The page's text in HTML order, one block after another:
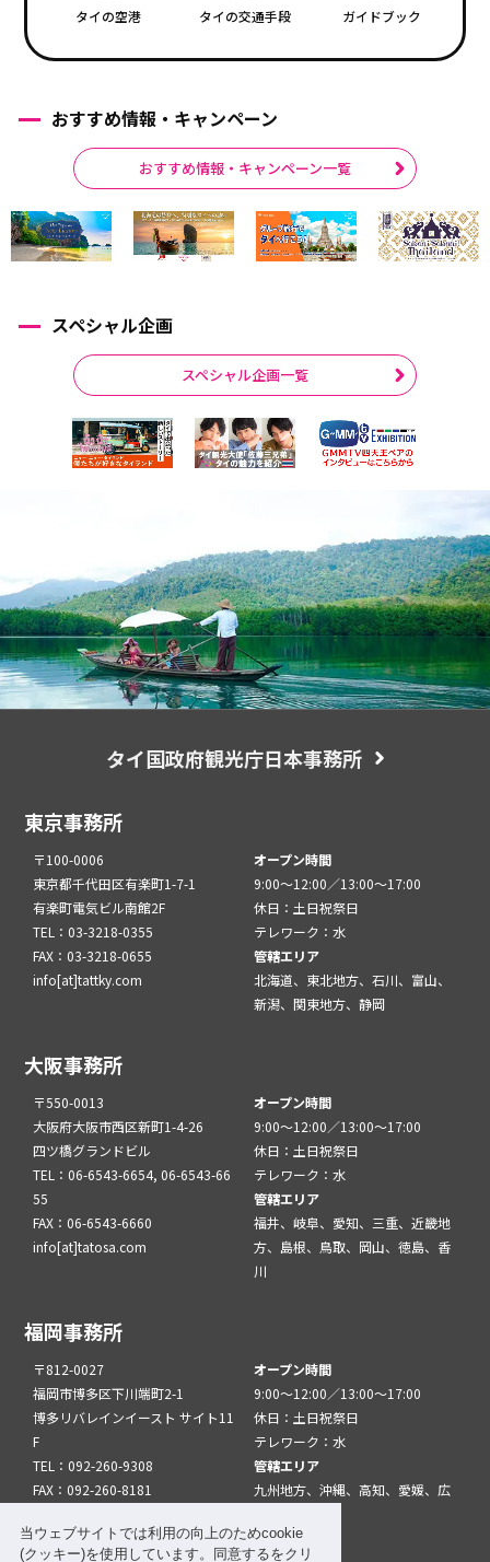
当ウェブサイトでは利用の向上のためcookie
(クッキー)を使用しています。同意するをクリ
タイの空港 タイの交通手段 ガイドブック
おすすめ情報・キャンペーン
おすすめ情報・キャンペーン一覧
スペシャル企画
スペシャル企画一覧
タイ国政府観光庁日本事務所
東京事務所
〒100-0006
東京都千代田区有楽町1-7-1
有楽町電気ビル南館2F
TEL：03-3218-0355
FAX：03-3218-0655
info[at]tattky.com
オープン時間
9:00～12:00／13:00～17:00
休日：土日祝祭日
テレワーク：水
管轄エリア
北海道、東北地方、石川、富山、
新潟、関東地方、静岡
大阪事務所
〒550-0013
大阪府大阪市西区新町1-4-26
四ツ橋グランドビル
TEL：06-6543-6654, 06-6543-66
55
FAX：06-6543-6660
info[at]tatosa.com
オープン時間
9:00～12:00／13:00～17:00
休日：土日祝祭日
テレワーク：水
管轄エリア
福井、岐阜、愛知、三重、近畿地
方、島根、鳥取、岡山、徳島、香
川
福岡事務所
〒812-0027
福岡市博多区下川端町2-1
博多リバレインイースト サイト11
F
TEL：092-260-9308
FAX：092-260-8181
オープン時間
9:00～12:00／13:00～17:00
休日：土日祝祭日
テレワーク：水
管轄エリア
九州地方、沖縄、高知、愛媛、広